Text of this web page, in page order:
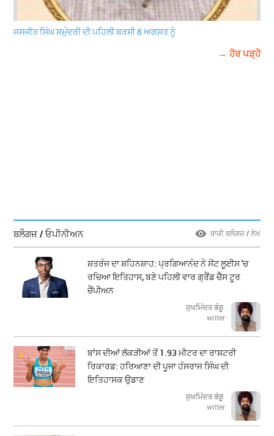
ਜਸਜੀਤ ਸਿੰਘ ਸਮੁੰਦਰੀ ਦੀ ਪਹਿਲੀ ਬਰਸੀ 8 ਅਗਸਤ ਨੂੰ
→ ਹੋਰ ਪੜ੍ਹੋ
ਬਲੌਗਜ਼ / ਓਪੀਨੀਅਨ ਬਾਕੀ ਬਲੌਗਜ਼ / ਲੇਖ
ਸ਼ਤਰੰਜ ਦਾ ਸ਼ਹਿਨਸ਼ਾਹ: ਪ੍ਰਗਿਆਨੰਦ ਨੇ ਸੇਂਟ ਲੂਈਸ 'ਚ
ਰਚਿਆ ਇਤਿਹਾਸ, ਬਣੇ ਪਹਿਲੀ ਵਾਰ ਗ੍ਰੈਂਡ ਚੈੱਸ ਟੂਰ
ਚੈਂਪੀਅਨ
ਸੁਖਮਿੰਦਰ ਭੰਗੂ
writer
ਬਾਂਸ ਦੀਆਂ ਲੱਕੜੀਆਂ ਤੋਂ 1.93 ਮੀਟਰ ਦਾ ਰਾਸ਼ਟਰੀ
ਰਿਕਾਰਡ: ਹਰਿਆਣਾ ਦੀ ਪੂਜਾ ਹੰਸਰਾਜ ਸਿੰਘ ਦੀ
ਇਤਿਹਾਸਕ ਉਡਾਣ
ਸੁਖਮਿੰਦਰ ਭੰਗੂ
writer